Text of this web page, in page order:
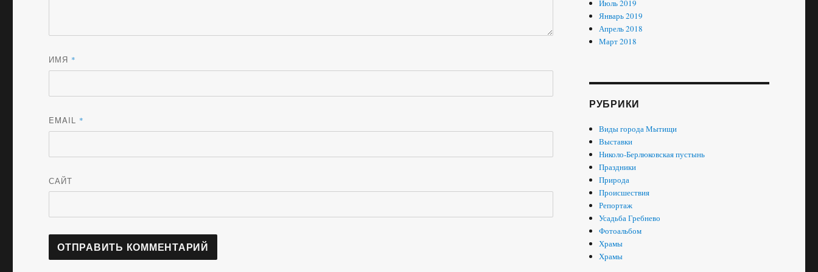
ИМЯ *
EMAIL *
САЙТ
Июль 2019
Январь 2019
Апрель 2018
Март 2018
РУБРИКИ
Виды города Мытищи
Выставки
Николо-Берлюковская пустынь
Праздники
Природа
Происшествия
Репортаж
Усадьба Гребнево
Фотоальбом
Храмы
Храмы